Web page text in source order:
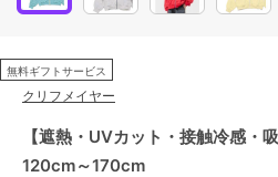
無料ギフトサービス
クリフメイヤー
【遮熱・UVカット・接触冷感・
120cm～170cm